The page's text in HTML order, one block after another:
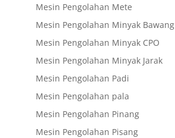
Mesin Pengolahan Mete
Mesin Pengolahan Minyak Bawang
Mesin Pengolahan Minyak CPO
Mesin Pengolahan Minyak Jarak
Mesin Pengolahan Padi
Mesin Pengolahan pala
Mesin Pengolahan Pinang
Mesin Pengolahan Pisang